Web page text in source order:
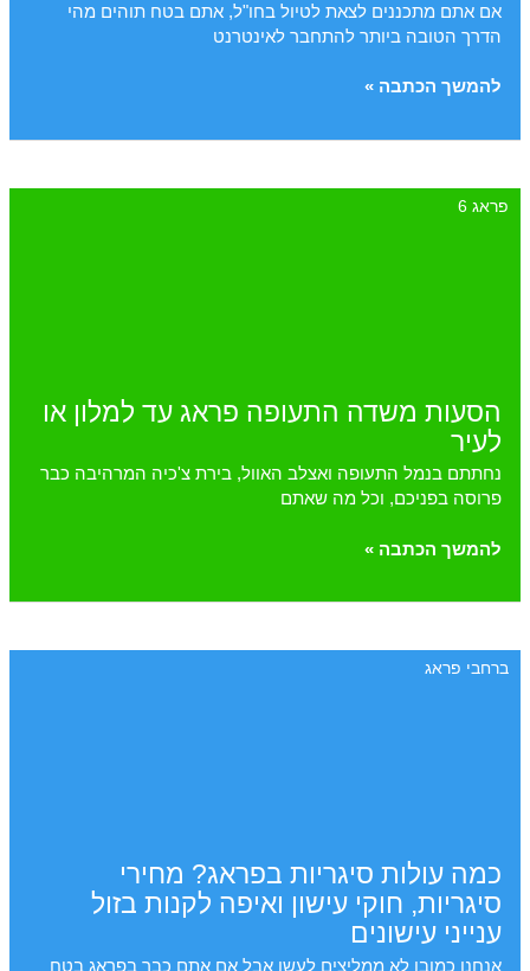
אם אתם מתכננים לצאת לטיול בחו"ל, אתם בטח תוהים מהי
הדרך הטובה ביותר להתחבר לאינטרנט
eSIM
אינטרנט
בחו"ל
להמשך הכתבה »
הסעות משדה התעופה פראג עד למלון או
לעיר
פראג 6
נחתתם בנמל התעופה ואצלב האוול, בירת צ'כיה המרהיבה כבר
פרוסה בפניכם, וכל מה שאתם
הסעות
התעופה
עד
למלון
להמשך הכתבה »
כמה עולות סיגריות בפראג? מחירי
סיגריות, חוקי עישון ואיפה לקנות בזול
ענייני עישונים
ברחבי פראג
אנחנו כמובן לא ממליצים לעשן אבל אם אתם כבר בפראג בטח